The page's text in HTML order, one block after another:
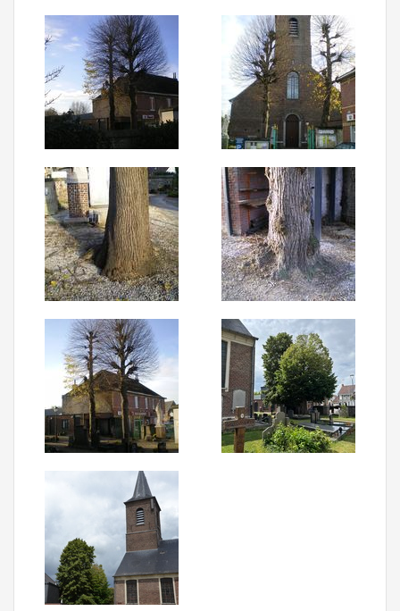
Hergebruik
Over ons
Aanmelden